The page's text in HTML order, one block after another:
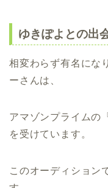
ゆきぽよとの出
相変わらず有名にな
ーさんは、
アマゾンプライムの
を受けています。
このオーディション